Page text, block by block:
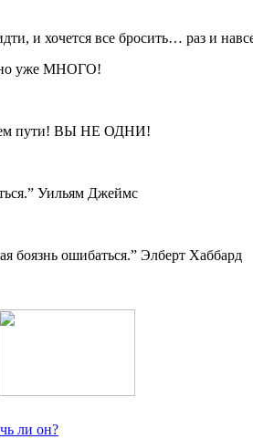
и хочется все бросить… раз и
уже МНОГО!
пути! ВЫ НЕ ОДНИ!
Уильям Джеймс
боязнь ошибаться.” Элберт Хаббард
ли он?